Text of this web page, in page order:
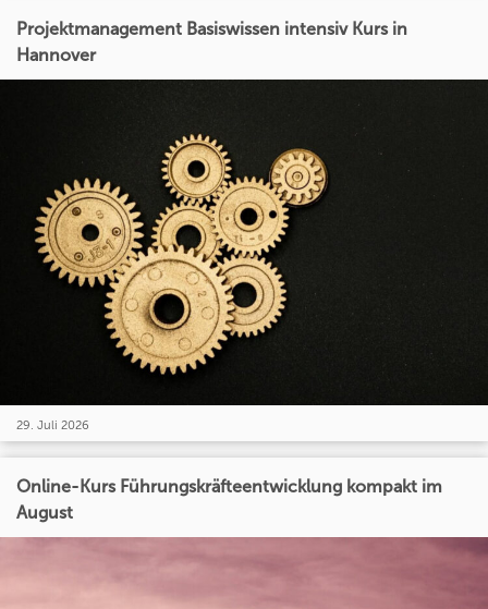
Projektmanagement Basiswissen intensiv Kurs in
Hannover
29. Juli 2026
Online-Kurs Führungskräfteentwicklung kompakt im
August